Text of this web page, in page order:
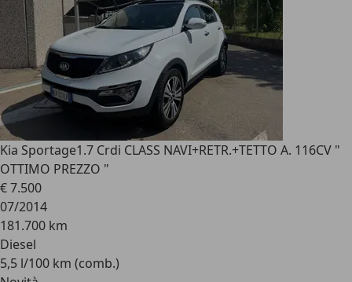
Kia Sportage1.7 Crdi CLASS NAVI+RETR.+TETTO A. 116CV "
OTTIMO PREZZO "
€ 7.500
07/2014
181.700 km
Diesel
5,5 l/100 km (comb.)